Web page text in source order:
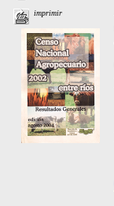
imprimir